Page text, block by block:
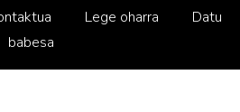
Lege oharra
Datu
babesa